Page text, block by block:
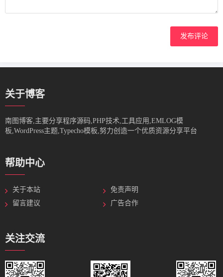
发布评论
关于博客
南图博客,主要分享程序源码,PHP技术,工具应用,EMLOG模
板,WordPress主题,Typecho模板,努力创造一个优质资源分享平台
帮助中心
关于本站
免责声明
留言建议
广告合作
关注交流